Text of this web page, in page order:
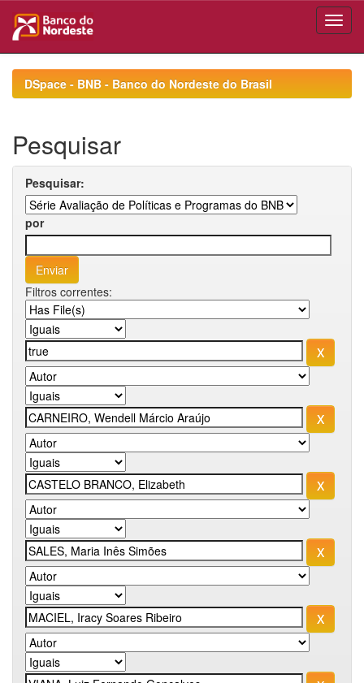
navigationDSpace - BNB - Banco do Nordeste do Brasil
Pesquisar
Pesquisar:
por
Filtros correntes: